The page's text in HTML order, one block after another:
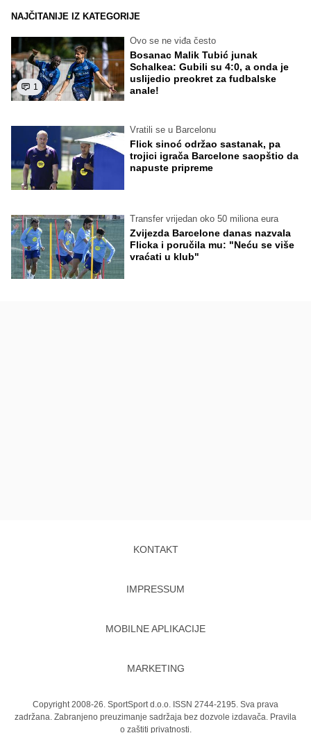
NAJČITANIJE IZ KATEGORIJE
1
Ovo se ne viđa često
Bosanac Malik Tubić junak
Schalkea: Gubili su 4:0, a onda je
uslijedio preokret za fudbalske
anale!
Vratili se u Barcelonu
Flick sinoć održao sastanak, pa
trojici igrača Barcelone saopštio da
napuste pripreme
Transfer vrijedan oko 50 miliona eura
Zvijezda Barcelone danas nazvala
Flicka i poručila mu: "Neću se više
vraćati u klub"
KONTAKT
IMPRESSUM
MOBILNE APLIKACIJE
MARKETING
Copyright 2008-26. SportSport d.o.o. ISSN 2744-2195. Sva prava
zadržana. Zabranjeno preuzimanje sadržaja bez dozvole izdavača. Pravila
o zaštiti privatnosti.